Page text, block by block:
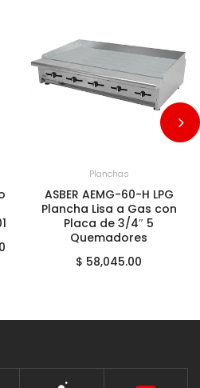
SELECCIONA LA VARIANTE
Estufa Multiple
ASBER AMR-48 4 fuegos
abiertos + plancha 24" +
horno + gratinador
$ 51,037.00